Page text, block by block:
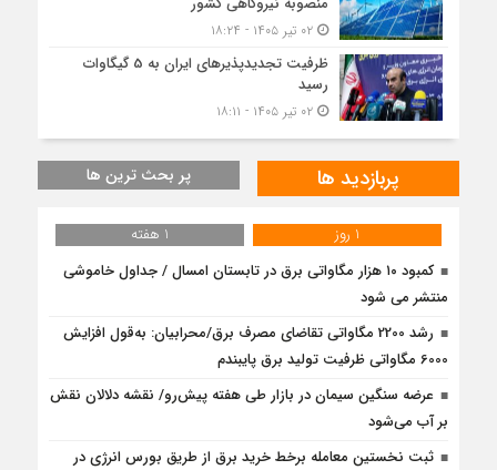
۰۲ تیر ۱۴۰۵ - ۱۸:۲۴
ظرفیت تجدیدپذیرهای ایران به 5 گیگاوات
رسید
۰۲ تیر ۱۴۰۵ - ۱۸:۱۱
پربازدید ها پر بحث ترین ها
1 روز
1 هفته
کمبود ۱۰ هزار مگاواتی برق در تابستان امسال / جداول خاموشی
منتشر می شود
رشد 2200 مگاواتی تقاضای مصرف برق/محرابیان: به‌قول افزایش
6000 مگاواتی ظرفیت تولید برق پایبندم
عرضه سنگین سیمان در بازار طی هفته پیش‌رو/ نقشه دلالان نقش
بر آب می‌شود
ثبت نخستین معامله برخط خرید برق از طریق بورس انرژی در